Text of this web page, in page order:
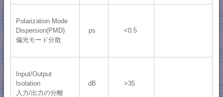
Polarization Mode
Dispersion(PMD)
偏光モード分散
ps <0.5
Input/Output
Isolation
入力/出力の分離
dB >35